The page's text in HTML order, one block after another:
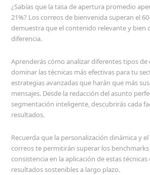
¿Sabías que la tasa de apertura promedio
21%? Los correos de bienvenida superan el
demuestra que el contenido relevante y bien
diferencia.
Aprenderás cómo analizar diferentes tipos
dominar las técnicas más efectivas para tu
estrategias avanzadas que harán que más
mensajes. Desde la redacción del asunto
segmentación inteligente, descubrirás cada
resultados.
Recuerda que la personalización dinámica y
correos te permitirán superar los
consistencia en la aplicación de estas
resultados sostenibles a largo plazo.